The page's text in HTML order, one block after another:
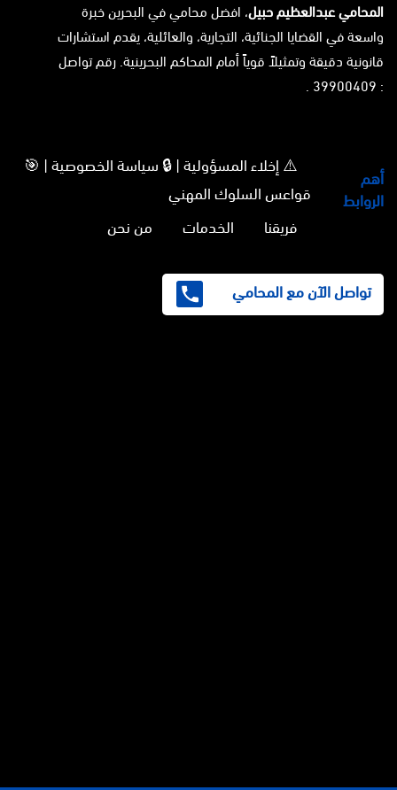
المحامي عبدالعظيم حبيل، افضل محامي في البحرين خبرة
واسعة في القضايا الجنائية، التجارية، والعائلية، يقدم استشارات
قانونية دقيقة وتمثيلاً قوياً أمام المحاكم البحرينية. رقم تواصل
: 39900409 .
أهم
الروابط
⚠️ إخلاء المسؤولية | 🔒 سياسة الخصوصية | 🎯
قواعس السلوك المهني
فريقنا
الخدمات من نحن
تواصل الآن مع المحامي